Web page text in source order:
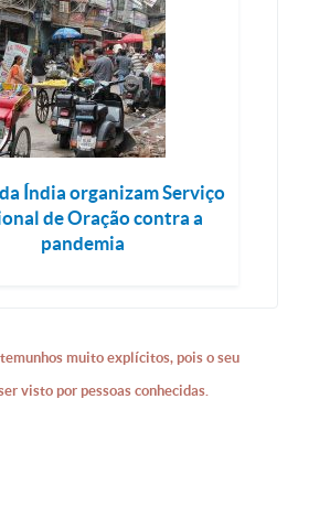
Índia organizam Serviço
de Oração contra a
pandemia
muito explícitos, pois o seu
visto por pessoas conhecidas.